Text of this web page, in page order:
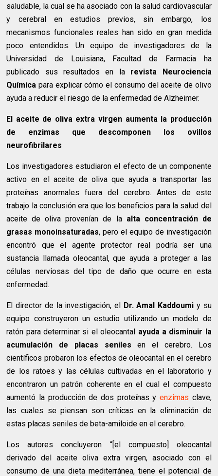
saludable, la cual se ha asociado con la salud cardiovascular
y cerebral en estudios previos, sin embargo, los
mecanismos funcionales reales han sido en gran medida
poco entendidos. Un equipo de investigadores de la
Universidad de Louisiana, Facultad de Farmacia ha
publicado sus resultados en la revista Neurociencia
Química para explicar cómo el consumo del aceite de olivo
ayuda a reducir el riesgo de la enfermedad de Alzheimer.
El aceite de oliva extra virgen aumenta la producción
de enzimas que descomponen los ovillos
neurofibrilares
Los investigadores estudiaron el efecto de un componente
activo en el aceite de oliva que ayuda a transportar las
proteínas anormales fuera del cerebro. Antes de este
trabajo la conclusión era que los beneficios para la salud del
aceite de oliva provenían de la alta concentración de
grasas monoinsaturadas, pero el equipo de investigación
encontró que el agente protector real podría ser una
sustancia llamada oleocantal, que ayuda a proteger a las
células nerviosas del tipo de daño que ocurre en esta
enfermedad.
El director de la investigación, el Dr. Amal Kaddoumi y su
equipo construyeron un estudio utilizando un modelo de
ratón para determinar si el oleocantal ayuda a disminuir la
acumulación de placas seniles en el cerebro. Los
científicos probaron los efectos de oleocantal en el cerebro
de los ratoes y las células cultivadas en el laboratorio y
encontraron un patrón coherente en el cual el compuesto
aumentó la producción de dos proteínas y enzimas clave,
las cuales se piensan son críticas en la eliminación de
estas placas seniles de beta-amiloide en el cerebro.
Los autores concluyeron “[el compuesto] oleocantal
derivado del aceite oliva extra virgen, asociado con el
consumo de una dieta mediterránea, tiene el potencial de